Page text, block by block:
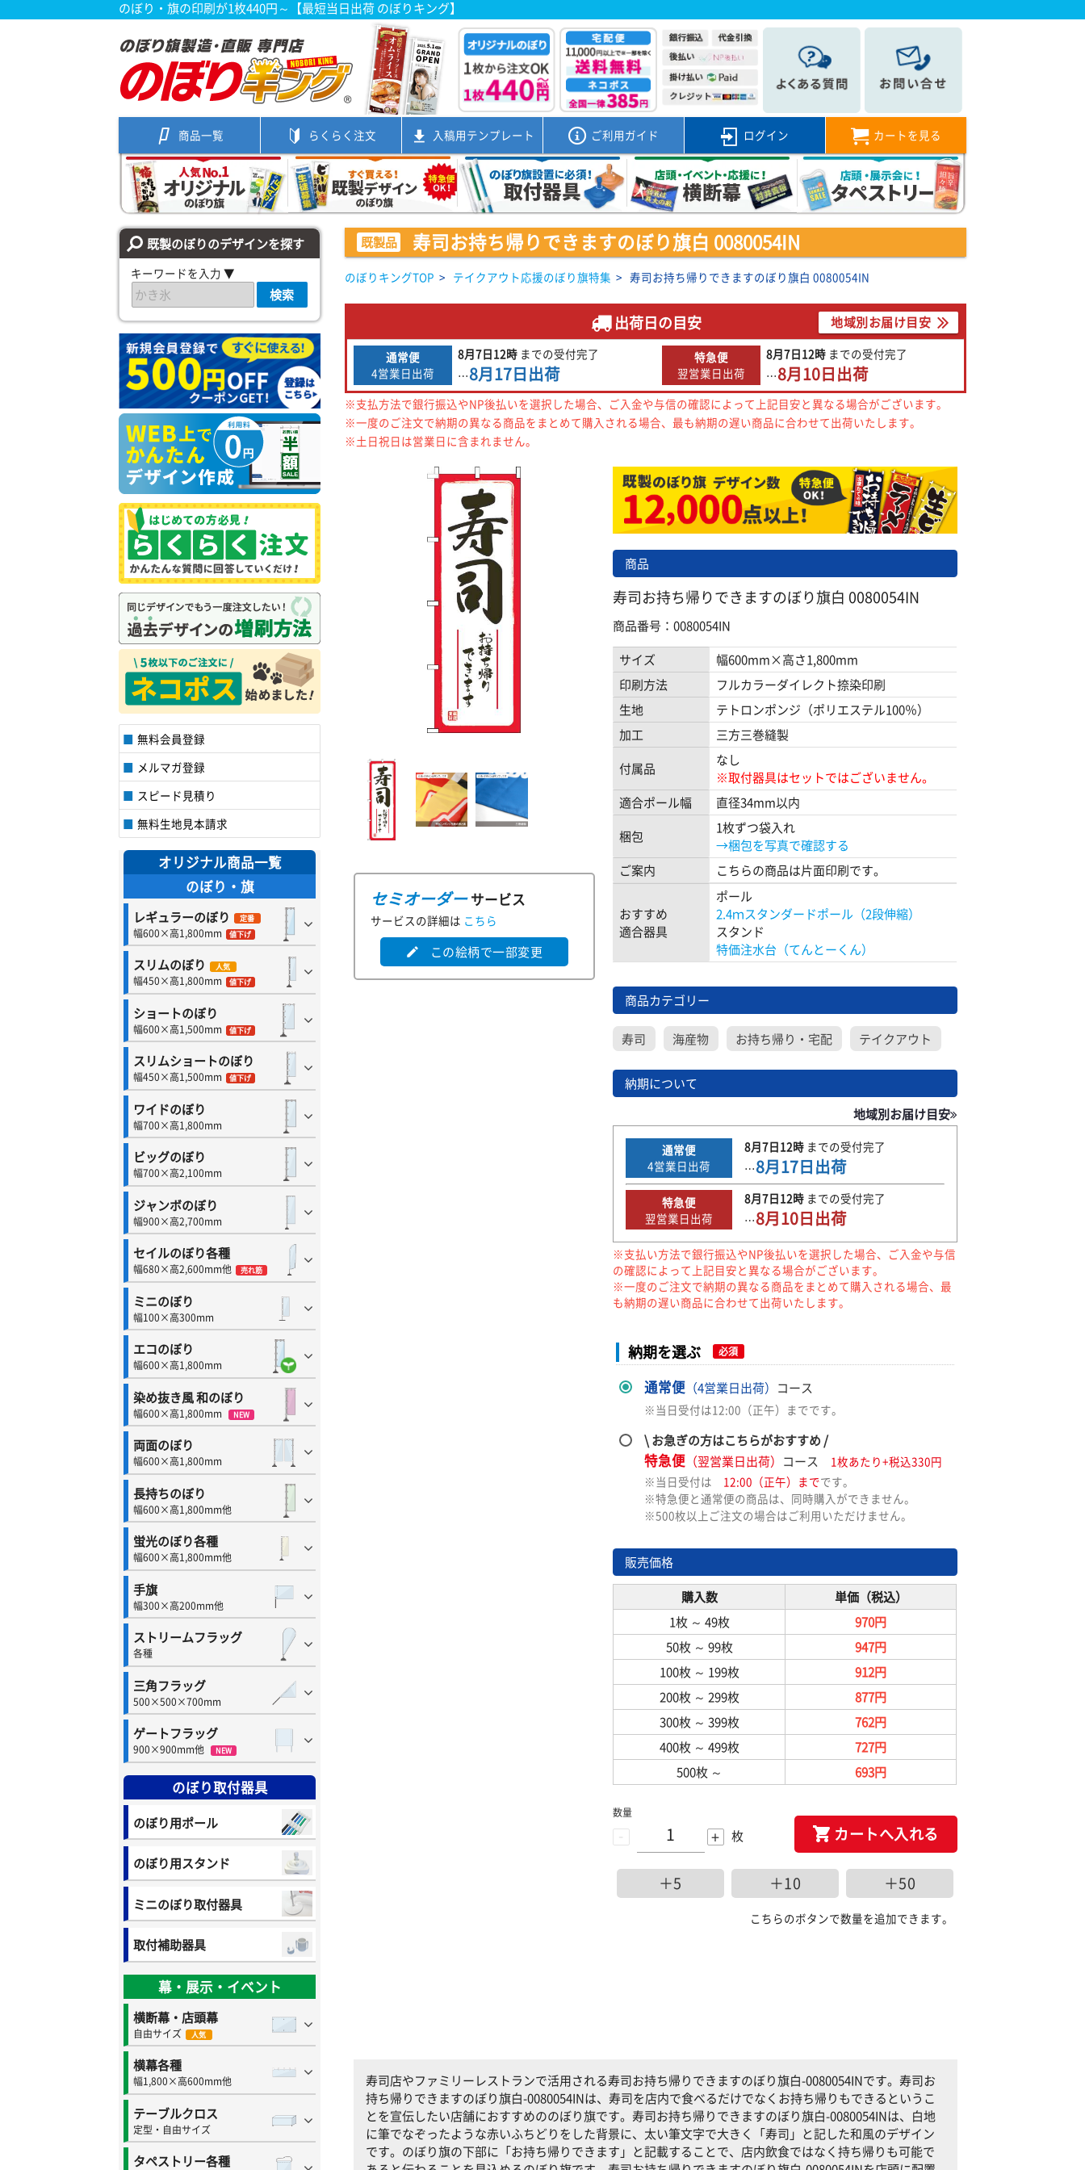
のぼり・旗の印刷が1枚440円～【最短当日出荷 のぼりキング】
商品一覧 らくらく注文 入稿用テンプレート ご利用ガイド ログイン カートを見る
既製のぼりのデザインを探す
キーワードを入力 ▼
検索
無料会員登録
メルマガ登録
スピード見積り
無料生地見本請求
オリジナル商品一覧
のぼり・旗
レギュラーのぼり 定番
幅600×高1,800mm 値下げ
スリムのぼり 人気
幅450×高1,800mm 値下げ
ショートのぼり
幅600×高1,500mm 値下げ
スリムショートのぼり
幅450×高1,500mm 値下げ
ワイドのぼり
幅700×高1,800mm
ビッグのぼり
幅700×高2,100mm
ジャンボのぼり
幅900×高2,700mm
セイルのぼり各種
幅680×高2,600mm他 売れ筋
ミニのぼり
幅100×高300mm
エコのぼり
幅600×高1,800mm
染め抜き風 和のぼり
幅600×高1,800mm NEW
両面のぼり
幅600×高1,800mm
長持ちのぼり
幅600×高1,800mm他
蛍光のぼり各種
幅600×高1,800mm他
手旗
幅300×高200mm他
ストリームフラッグ
各種
三角フラッグ
500×500×700mm
ゲートフラッグ
900×900mm他 NEW
のぼり取付器具
のぼり用ポール
のぼり用スタンド
ミニのぼり取付器具
取付補助器具
幕・展示・イベント
横断幕・店頭幕
自由サイズ 人気
横幕各種
幅1,800×高600mm他
テーブルクロス
定型・自由サイズ
タペストリー各種
既製品 寿司お持ち帰りできますのぼり旗白 0080054IN
のぼりキングTOP > テイクアウト応援のぼり旗特集 > 寿司お持ち帰りできますのぼり旗白 0080054IN
出荷日の目安 地域別お届け目安
通常便
4営業日出荷
8月7日12時 までの受付完了
…8月17日出荷
特急便
翌営業日出荷
8月7日12時 までの受付完了
…8月10日出荷
※支払方法で銀行振込やNP後払いを選択した場合、ご入金や与信の確認によって上記目安と異なる場合がございます。
※一度のご注文で納期の異なる商品をまとめて購入される場合、最も納期の遅い商品に合わせて出荷いたします。
※土日祝日は営業日に含まれません。
セミオーダーサービス
サービスの詳細は こちら
edit この絵柄で一部変更
商品
寿司お持ち帰りできますのぼり旗白 0080054IN
商品番号：0080054IN
サイズ
幅600mm×高さ1,800mm
印刷方法
フルカラーダイレクト捺染印刷
生地
テトロンポンジ（ポリエステル100％）
加工
三方三巻縫製
付属品
なし
※取付器具はセットではございません。
適合ポール幅
直径34mm以内
梱包
1枚ずつ袋入れ
→梱包を写真で確認する
ご案内
こちらの商品は片面印刷です。
おすすめ
適合器具
ポール
2.4ｍスタンダードポール（2段伸縮）
スタンド
特価注水台（てんとーくん）
商品カテゴリー
寿司 海産物 お持ち帰り・宅配 テイクアウト
納期について
地域別お届け目安
通常便
4営業日出荷
8月7日12時までの受付完了
…8月17日出荷
特急便
翌営業日出荷
8月7日12時までの受付完了
…8月10日出荷
※支払い方法で銀行振込やNP後払いを選択した場合、ご入金や与信
の確認によって上記目安と異なる場合がございます。
※一度のご注文で納期の異なる商品をまとめて購入される場合、最
も納期の遅い商品に合わせて出荷いたします。
納期を選ぶ 必須
通常便（4営業日出荷） コース
※当日受付は12:00（正午）までです。
\ お急ぎの方はこちらがおすすめ /
特急便（翌営業日出荷） コース
1枚あたり+税込330円
※当日受付は 12:00（正午）までです。
※特急便と通常便の商品は、同時購入ができません。
※500枚以上ご注文の場合はご利用いただけません。
販売価格
購入数
単価（税込）
1枚 ～ 49枚
970円
50枚 ～ 99枚
947円
100枚 ～ 199枚
912円
200枚 ～ 299枚
877円
300枚 ～ 399枚
762円
400枚 ～ 499枚
727円
500枚 ～ 693円
-
数量
+ 枚 カートへ入れる
＋5 ＋10 ＋50
こちらのボタンで数量を追加できます。
寿司店やファミリーレストランで活用される寿司お持ち帰りできますのぼり旗白-0080054INです。寿司お
持ち帰りできますのぼり旗白-0080054INは、寿司を店内で食べるだけでなくお持ち帰りもできるというこ
とを宣伝したい店舗におすすめののぼり旗です。寿司お持ち帰りできますのぼり旗白-0080054INは、白地
に筆でなぞったような赤いふちどりをした背景に、太い筆文字で大きく「寿司」と記した和風のデザイン
です。のぼり旗の下部に「お持ち帰りできます」と記載することで、店内飲食ではなく持ち帰りも可能で